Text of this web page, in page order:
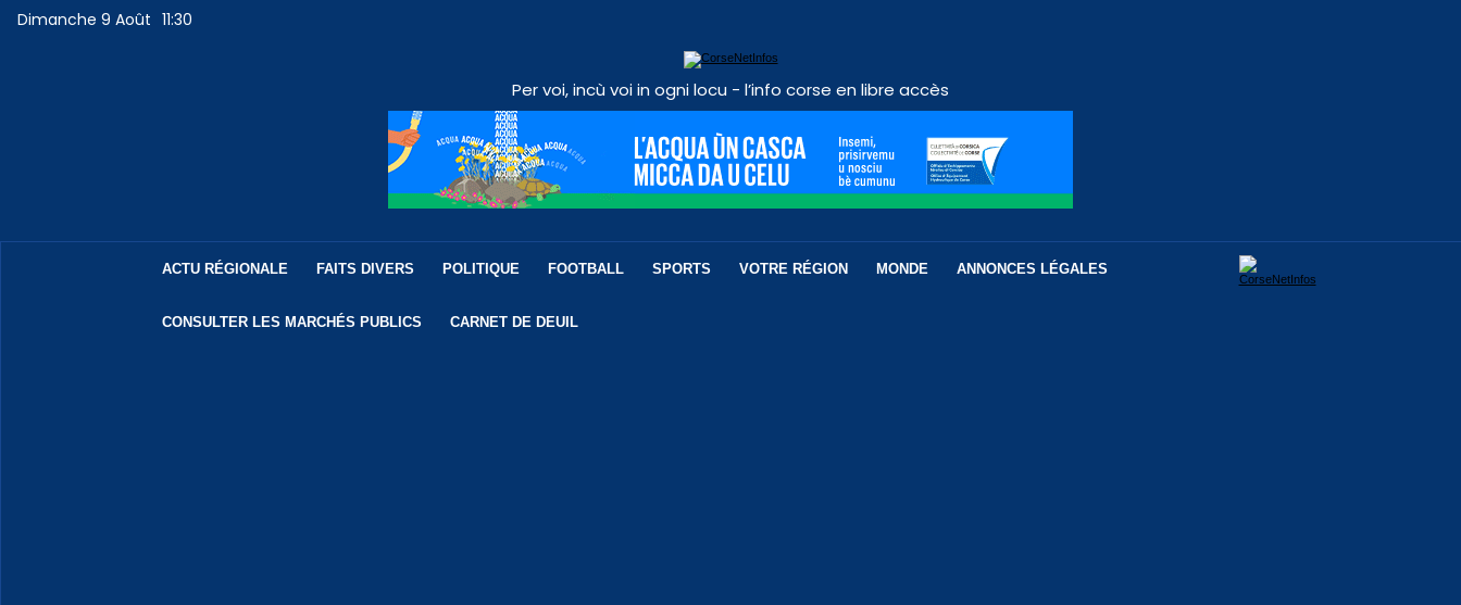
Dimanche 9 Août 11:30
Per voi, incù voi in ogni locu - l’info corse en libre accès
ACTU RÉGIONALE FAITS DIVERS POLITIQUE FOOTBALL SPORTS VOTRE RÉGION MONDE ANNONCES LÉGALES
CONSULTER LES MARCHÉS PUBLICS CARNET DE DEUIL